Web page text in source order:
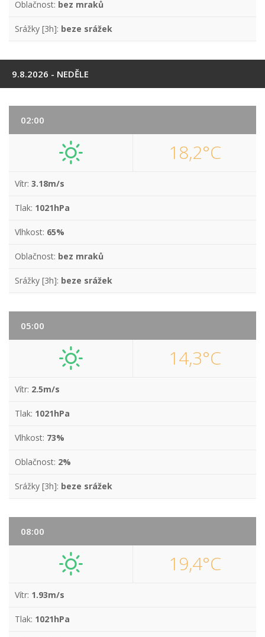
Oblačnost: bez mraků
Srážky [3h]: beze srážek
9.8.2026 - NEDĚLE
02:00
18,2°C
Vítr: 3.18m/s
Tlak: 1021hPa
Vlhkost: 65%
Oblačnost: bez mraků
Srážky [3h]: beze srážek
05:00
14,3°C
Vítr: 2.5m/s
Tlak: 1021hPa
Vlhkost: 73%
Oblačnost: 2%
Srážky [3h]: beze srážek
08:00
19,4°C
Vítr: 1.93m/s
Tlak: 1021hPa